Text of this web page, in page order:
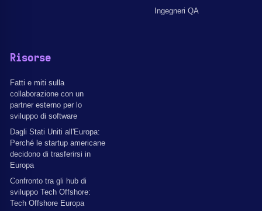
Ingegneri QA
Risorse
Fatti e miti sulla
collaborazione con un
partner esterno per lo
sviluppo di software
Dagli Stati Uniti all'Europa:
Perché le startup americane
decidono di trasferirsi in
Europa
Confronto tra gli hub di
sviluppo Tech Offshore:
Tech Offshore Europa